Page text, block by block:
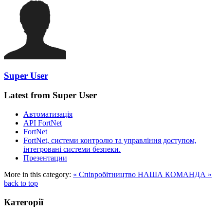
Super User
Latest from Super User
Автоматизація
API FortNet
FortNet
FortNet, системи контролю та управління доступом,
інтегровані системи безпеки.
Презентации
More in this category: « Співробітництво НАША КОМАНДА »
back to top
Категорії